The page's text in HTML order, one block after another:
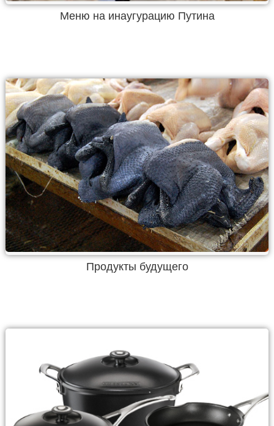
Меню на инаугурацию Путина
Продукты будущего